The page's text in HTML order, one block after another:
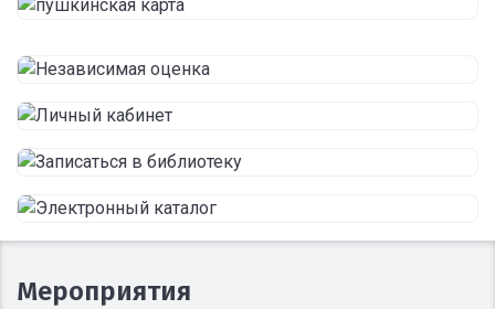
Мероприятия